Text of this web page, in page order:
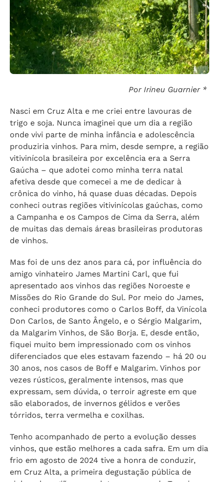
Por Irineu Guarnier *
Nasci em Cruz Alta e me criei entre lavouras de
trigo e soja. Nunca imaginei que um dia a região
onde vivi parte de minha infância e adolescência
produziria vinhos. Para mim, desde sempre, a região
vitivinícola brasileira por excelência era a Serra
Gaúcha – que adotei como minha terra natal
afetiva desde que comecei a me de dedicar à
crônica do vinho, há quase duas décadas. Depois
conheci outras regiões vitivinícolas gaúchas, como
a Campanha e os Campos de Cima da Serra, além
de muitas das demais áreas brasileiras produtoras
de vinhos.
Mas foi de uns dez anos para cá, por influência do
amigo vinhateiro James Martini Carl, que fui
apresentado aos vinhos das regiões Noroeste e
Missões do Rio Grande do Sul. Por meio do James,
conheci produtores como o Carlos Boff, da Vinícola
Don Carlos, de Santo Ângelo, e o Sérgio Malgarim,
da Malgarim Vinhos, de São Borja. E, desde então,
fiquei muito bem impressionado com os vinhos
diferenciados que eles estavam fazendo – há 20 ou
30 anos, nos casos de Boff e Malgarim. Vinhos por
vezes rústicos, geralmente intensos, mas que
expressam, sem dúvida, o terroir agreste em que
são elaborados, de invernos gélidos e verões
tórridos, terra vermelha e coxilhas.
Tenho acompanhado de perto a evolução desses
vinhos, que estão melhores a cada safra. Em um dia
frio em agosto de 2024 tive a honra de conduzir,
em Cruz Alta, a primeira degustação pública de